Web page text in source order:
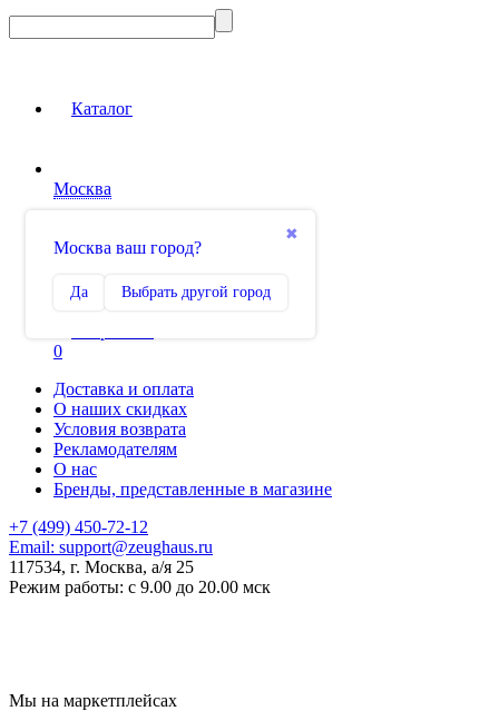
Каталог
Москва
✖
Москва ваш город?
Да Выбрать другой город
Сравнение
0
Доставка и оплата
О наших скидках
Условия возврата
Рекламодателям
О нас
Бренды, представленные в магазине
+7 (499) 450-72-12
Email: support@zeughaus.ru
117534, г. Москва, а/я 25
Режим работы: с 9.00 до 20.00 мск
Мы на маркетплейсах